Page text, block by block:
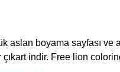
aslan boyama sayfası ve
çıkart indir. Free lion